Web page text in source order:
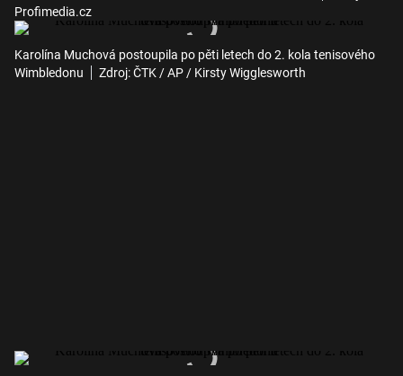
Profimedia.cz
Karolína Muchová postoupila po pěti letech do 2. kola tenisového
Wimbledonu
Zdroj: ČTK / AP / Kirsty Wigglesworth